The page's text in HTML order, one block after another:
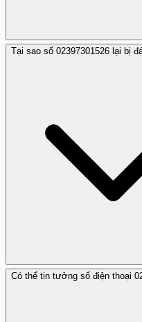
Bạn nên không nghe
Tại sao số 02397301526 lại bị
Vì có nhiều người dùng
Có thể tin tưởng số điện thoại